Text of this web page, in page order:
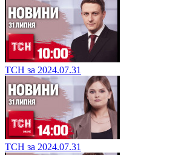
ТСН за 2024.07.31
ТСН за 2024.07.31